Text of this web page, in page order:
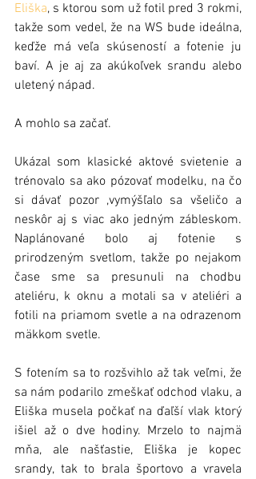
Eliška, s ktorou som už fotil pred 3 rokmi,
takže som vedel, že na WS bude ideálna,
keďže má veľa skúseností a fotenie ju
baví. A je aj za akúkoľvek srandu alebo
uletený nápad.
A mohlo sa začať.
Ukázal som klasické aktové svietenie a
trénovalo sa ako pózovať modelku, na čo
si dávať pozor ,vymýšľalo sa všeličo a
neskôr aj s viac ako jedným zábleskom.
Naplánované bolo aj fotenie s
prirodzeným svetlom, takže po nejakom
čase sme sa presunuli na chodbu
ateliéru, k oknu a motali sa v ateliéri a
fotili na priamom svetle a na odrazenom
mäkkom svetle.
S fotením sa to rozšvihlo až tak veľmi, že
sa nám podarilo zmeškať odchod vlaku, a
Eliška musela počkať na ďaľší vlak ktorý
išiel až o dve hodiny. Mrzelo to najmä
mňa, ale našťastie, Eliška je kopec
srandy, tak to brala športovo a vravela